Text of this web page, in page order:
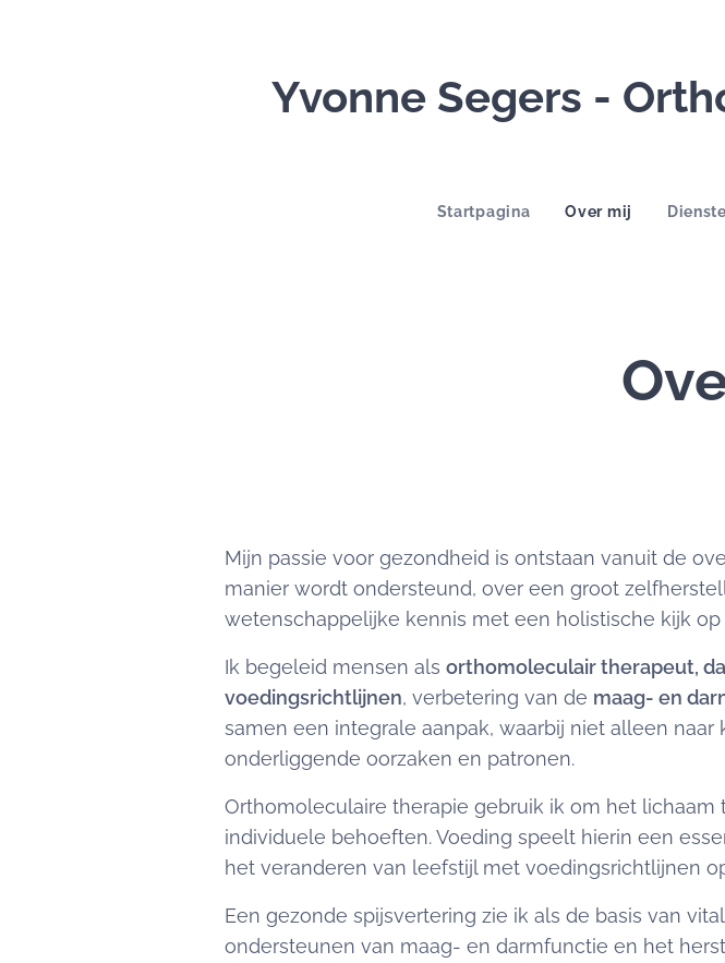
Yvonne Segers -
Startpagina Over mij
Mijn passie voor gezondheid is ontstaan vanuit de
manier wordt ondersteund, over een groot
wetenschappelijke kennis met een holistische kijk
Ik begeleid mensen als orthomoleculair therapeut,
voedingsrichtlijnen, verbetering van de maag- en
samen een integrale aanpak, waarbij niet alleen
onderliggende oorzaken en patronen.
Orthomoleculaire therapie gebruik ik om het
individuele behoeften. Voeding speelt hierin een
het veranderen van leefstijl met voedingsrichtlijnen
Een gezonde spijsvertering zie ik als de basis van
ondersteunen van maag- en darmfunctie en het